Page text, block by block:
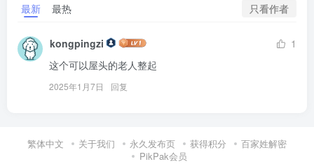
最新 最热 只看作者
kongpingzi
1
这个可以屋头的老人整起
2025年1月7日 回复
繁体中文 关于我们 永久发布页 获得积分
百家姓解密
PikPak会员